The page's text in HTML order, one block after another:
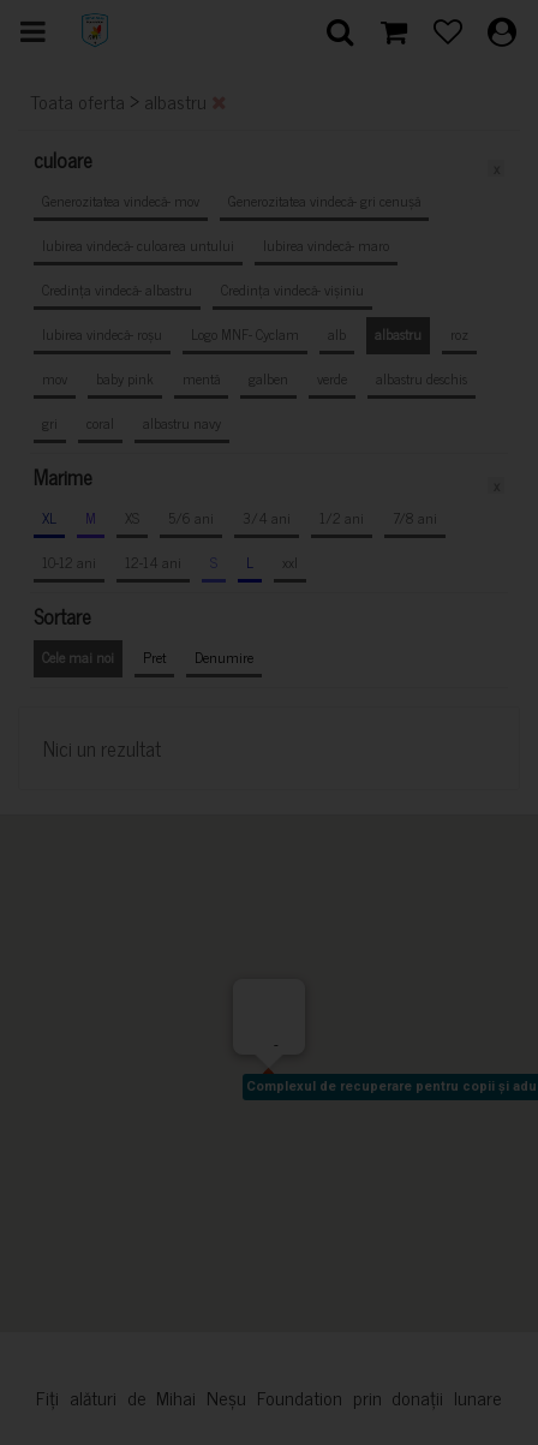
Toata oferta > albastru
culoare
Generozitatea vindecă- mov
Generozitatea vindecă- gri cenușă
Iubirea vindecă- culoarea untului
Iubirea vindecă- maro
Credința vindecă- albastru
Credința vindecă- vișiniu
Iubirea vindecă- roșu
Logo MNF- Cyclam alb albastru
roz
mov
baby pink mentă galben verde
albastru deschis
gri
coral albastru navy
Marime
XL M XS 5/6 ani 3/4 ani 1/2 ani
7/8 ani
10-12 ani
12-14 ani S L xxl
Sortare
Cele mai noi Pret Denumire
Nici un rezultat
Complexul de recuperare pentru copii și
Complexul de recuperare pentru copii și
-
Fiți alături de Mihai Neșu Foundation prin donații lunare